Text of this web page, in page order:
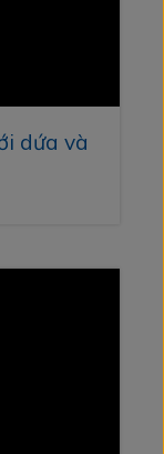
dứa và